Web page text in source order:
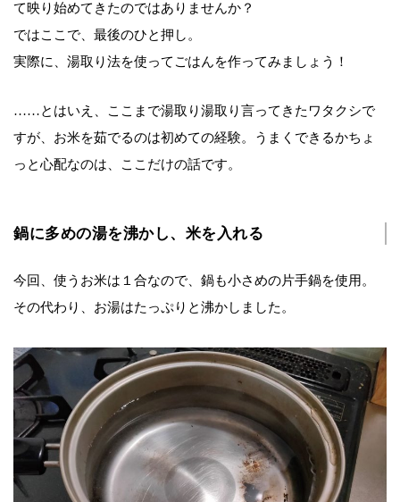
て映り始めてきたのではありませんか？
ではここで、最後のひと押し。
実際に、湯取り法を使ってごはんを作ってみましょう！
……とはいえ、ここまで湯取り湯取り言ってきたワタクシで
すが、お米を茹でるのは初めての経験。うまくできるかちょ
っと心配なのは、ここだけの話です。
鍋に多めの湯を沸かし、米を入れる
今回、使うお米は１合なので、鍋も小さめの片手鍋を使用。
その代わり、お湯はたっぷりと沸かしました。